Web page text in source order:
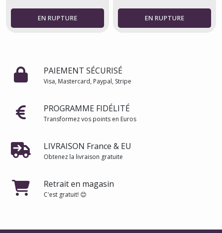
PAIEMENT SÉCURISÉ
Visa, Mastercard, Paypal, Stripe
PROGRAMME FIDÉLITÉ
Transformez vos points en Euros
LIVRAISON France & EU
Obtenez la livraison gratuite
Retrait en magasin
C'est gratuit! 😊